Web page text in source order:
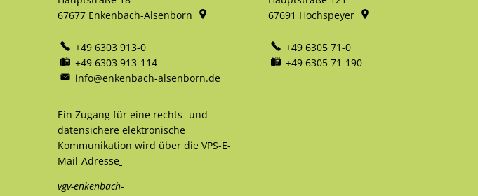
67677 Enkenbach-Alsenborn
+49 6303 913-0
+49 6303 913-114
info@enkenbach-alsenborn.de
Ein Zugang für eine rechts- und
datensichere elektronische
Kommunikation wird über die VPS-E-
Mail-Adresse
vgv-enkenbach-
67691 Hochspeyer
+49 6305 71-0
+49 6305 71-190